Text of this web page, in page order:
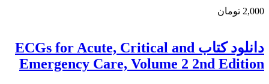
2,000 تومان
دانلود كتاب ECGs for Acute, Critical and
Emergency Care, Volume 2 2nd Edition